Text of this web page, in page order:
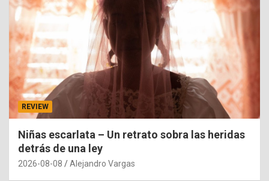
REVIEW
Niñas escarlata – Un retrato sobra las heridas
detrás de una ley
2026-08-08 Alejandro Vargas